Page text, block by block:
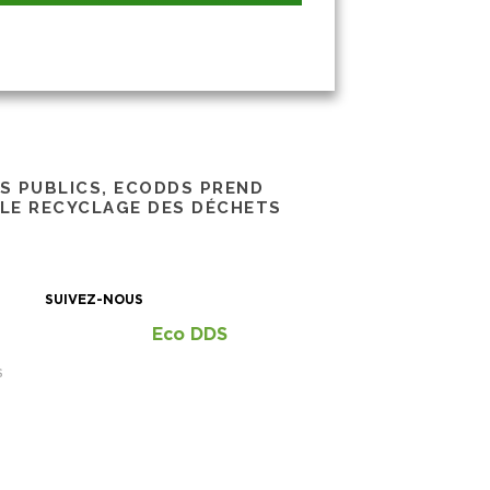
PUBLICS, ECODDS PREND
RECYCLAGE DES DÉCHETS
SUIVEZ-NOUS
Eco DDS